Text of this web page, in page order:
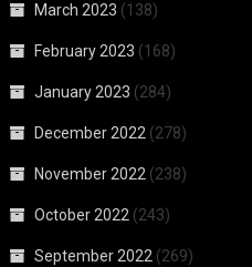
March 2023 (138)
February 2023 (168)
January 2023 (284)
December 2022 (278)
November 2022 (238)
October 2022 (243)
September 2022 (269)